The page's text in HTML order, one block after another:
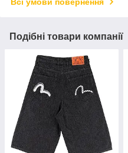
Подібні товари компанії